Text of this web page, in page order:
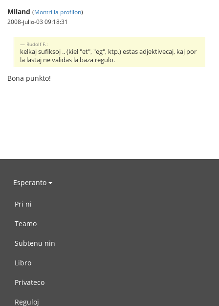
Miland (Montri la profilon)
2008-julio-03 09:18:31
Rudolf F.:
kelkaj sufiksoj .. (kiel "et", "eg", ktp.) estas adjektivecaj, kaj por
la lastaj ne validas la baza regulo.
Bona punkto!
Esperanto
Pri ni
Teamo
Subtenu nin
Libro
Privateco
Reguloj